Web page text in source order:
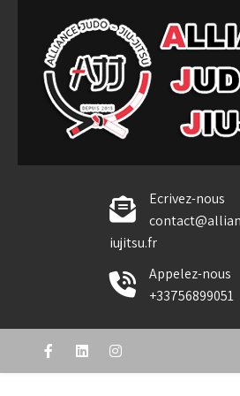
content
Alliance Judo
Ecrivez-nous
iujitsu.fr
Appelez-nous
+33756899051